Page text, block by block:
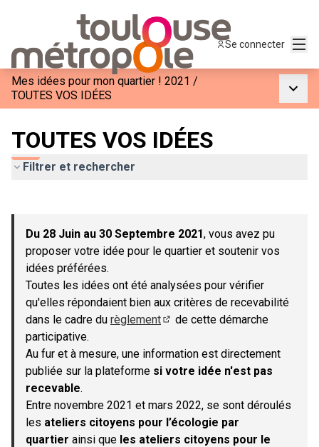
Se connecter
Mes idées pour mon quartier ! 2021 /
TOUTES VOS IDÉES
TOUTES VOS IDÉES
Filtrer et rechercher
−
Du 28 Juin au 30 Septembre 2021, vous avez pu
proposer votre idée pour le quartier et soutenir vos
idées préférées.
Toutes les idées ont été analysées pour vérifier
qu'elles répondaient bien aux critères de recevabilité
dans le cadre du règlement
de cette démarche
participative.
Au fur et à mesure, une information est directement
publiée sur la plateforme si votre idée n'est pas
recevable.
Entre novembre 2021 et mars 2022, se sont déroulés
les ateliers citoyens pour l’écologie par
quartier ainsi que les ateliers citoyens pour le